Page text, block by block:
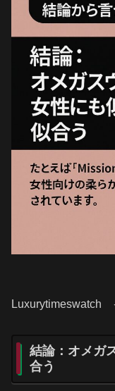
Luxurytimeswatch
結論：オメガ
合う